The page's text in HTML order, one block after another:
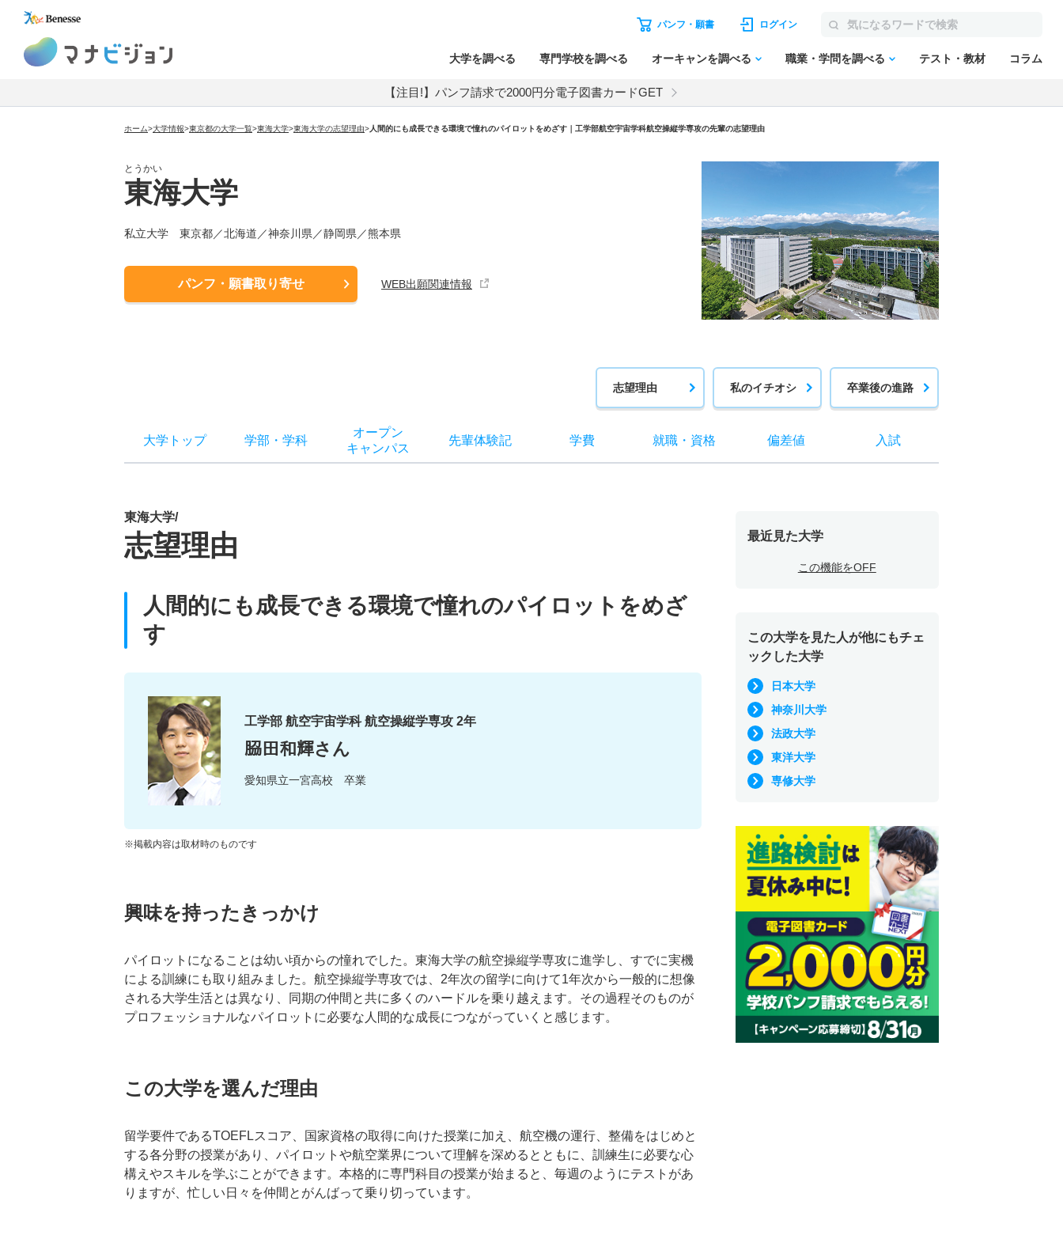
パンフ・願書 ログイン
大学を調べる 専門学校を調べる オーキャンを調べる 職業・学問を調べる テスト・教材 コラム
【注目!】パンフ請求で2000円分電子図書カードGET
ホーム>大学情報>東京都の大学一覧>東海大学>東海大学の志望理由>人間的にも成長できる環境で憧れのパイロットをめざす｜工学部航空宇宙学科航空操縦学専攻の先輩の志望理由
とうかい
東海大学
私立大学 東京都／北海道／神奈川県／静岡県／熊本県
パンフ・願書取り寄せ WEB出願関連情報
志望理由 私のイチオシ 卒業後の進路
大学トップ 学部 ・ 学科
オープン
キャンパス
先輩体験記 学費 就職・ 資格 偏差値 入試
東海大学/
志望理由
人間的にも成長できる環境で憧れのパイロットをめざ
す
工学部 航空宇宙学科 航空操縦学専攻 2年
𦚰田和輝さん
愛知県立一宮高校 卒業
※掲載内容は取材時のものです
興味を持ったきっかけ
パイロットになることは幼い頃からの憧れでした。東海大学の航空操縦学専攻に進学し、すでに実機
による訓練にも取り組みました。航空操縦学専攻では、2年次の留学に向けて1年次から一般的に想像
される大学生活とは異なり、同期の仲間と共に多くのハードルを乗り越えます。その過程そのものが
プロフェッショナルなパイロットに必要な人間的な成長につながっていくと感じます。
この大学を選んだ理由
留学要件であるTOEFLスコア、国家資格の取得に向けた授業に加え、航空機の運行、整備をはじめと
する各分野の授業があり、パイロットや航空業界について理解を深めるとともに、訓練生に必要な心
構えやスキルを学ぶことができます。本格的に専門科目の授業が始まると、毎週のようにテストがあ
りますが、忙しい日々を仲間とがんばって乗り切っています。
最近見た大学
この機能をOFF
この大学を見た人が他にもチェ
ックした大学
日本大学
神奈川大学
法政大学
東洋大学
専修大学